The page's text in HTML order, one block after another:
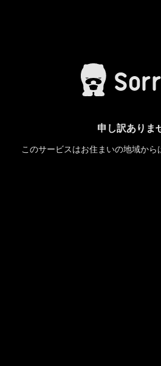
申し訳ありま
このサービスはお住まいの地域から